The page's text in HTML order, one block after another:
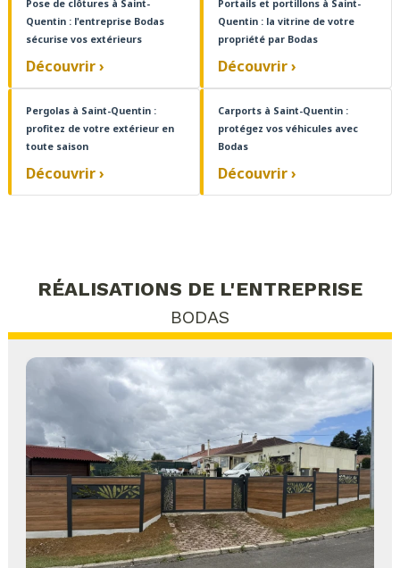
Pose de clôtures à Saint-
Quentin : l'entreprise Bodas
sécurise vos extérieurs
Découvrir ›
Portails et portillons à Saint-
Quentin : la vitrine de votre
propriété par Bodas
Découvrir ›
Pergolas à Saint-Quentin :
profitez de votre extérieur en
toute saison
Découvrir ›
Carports à Saint-Quentin :
protégez vos véhicules avec
Bodas
Découvrir ›
RÉALISATIONS DE L'ENTREPRISE
BODAS